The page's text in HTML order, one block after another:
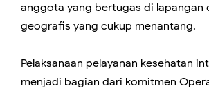
anggota yang bertugas di lapangan
geografis yang cukup menantang.
Pelaksanaan pelayanan kesehatan
menjadi bagian dari komitmen